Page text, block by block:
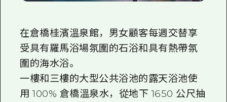
在倉橋桂濱溫泉館，男女顧客每週交替享
受具有羅馬浴場氛圍的石浴和具有熱帶氛
圍的海水浴。
一樓和三樓的大型公共浴池的露天浴池使
用 100% 倉橋溫泉水，從地下 1650 公尺抽